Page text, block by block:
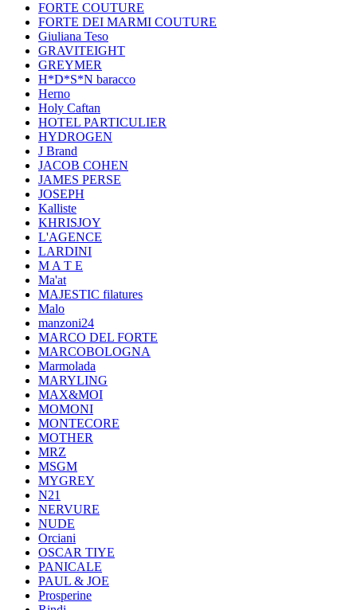
FORTE COUTURE
FORTE DEI MARMI COUTURE
Giuliana Teso
GRAVITEIGHT
GREYMER
H*D*S*N baracco
Herno
Holy Caftan
HOTEL PARTICULIER
HYDROGEN
J Brand
JACOB COHEN
JAMES PERSE
JOSEPH
Kalliste
KHRISJOY
L'AGENCE
LARDINI
M A T E
Ma'at
MAJESTIC filatures
Malo
manzoni24
MARCO DEL FORTE
MARCOBOLOGNA
Marmolada
MARYLING
MAX&MOI
MOMONI
MONTECORE
MOTHER
MRZ
MSGM
MYGREY
N21
NERVURE
NUDE
Orciani
OSCAR TIYE
PANICALE
PAUL & JOE
Prosperine